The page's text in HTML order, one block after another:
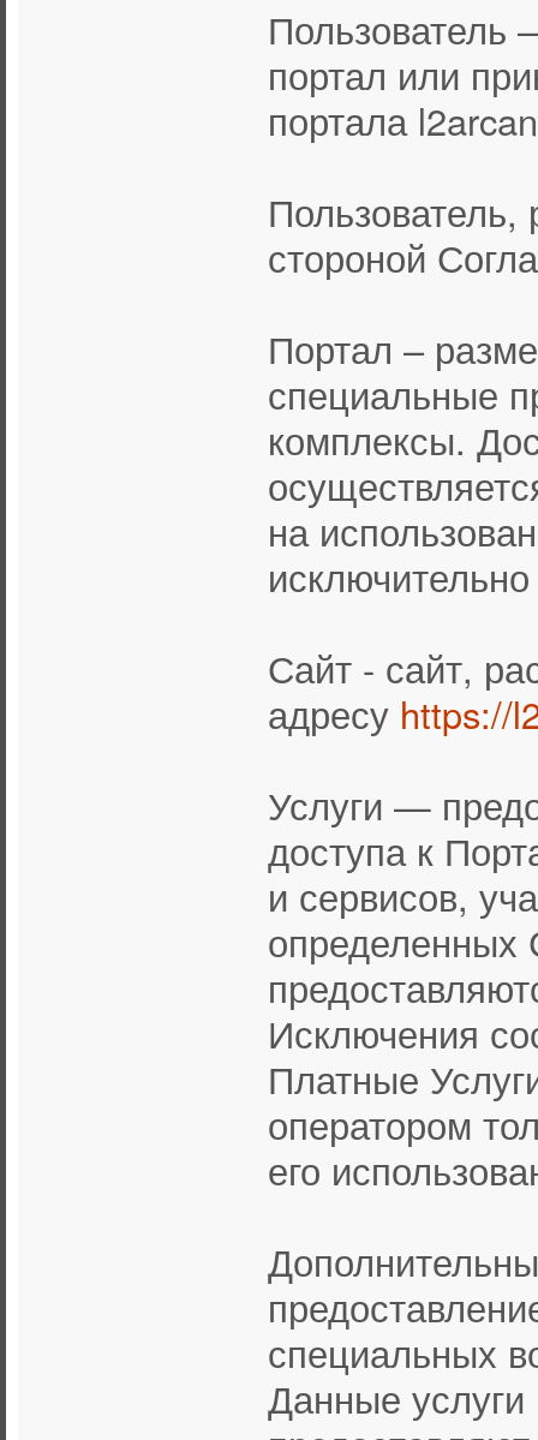
портал или
портала
Пользователь,
стороной
Портал –
специальные
комплексы.
на
Сайт - сайт,
адресу https://
Услуги —
доступа к
и сервисов,
определенных
Исключения
Платные
оператором
его
специальных
Данные